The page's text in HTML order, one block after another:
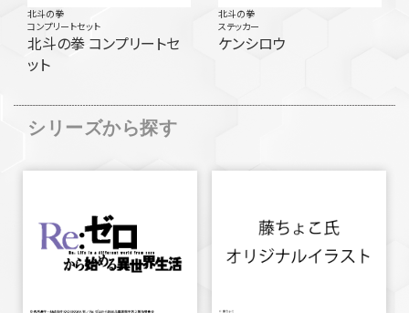
北斗の拳
コンプリートセット
北斗の拳 コンプリートセ
ット
北斗の拳
ステッカー
ケンシロウ
シリーズから探す